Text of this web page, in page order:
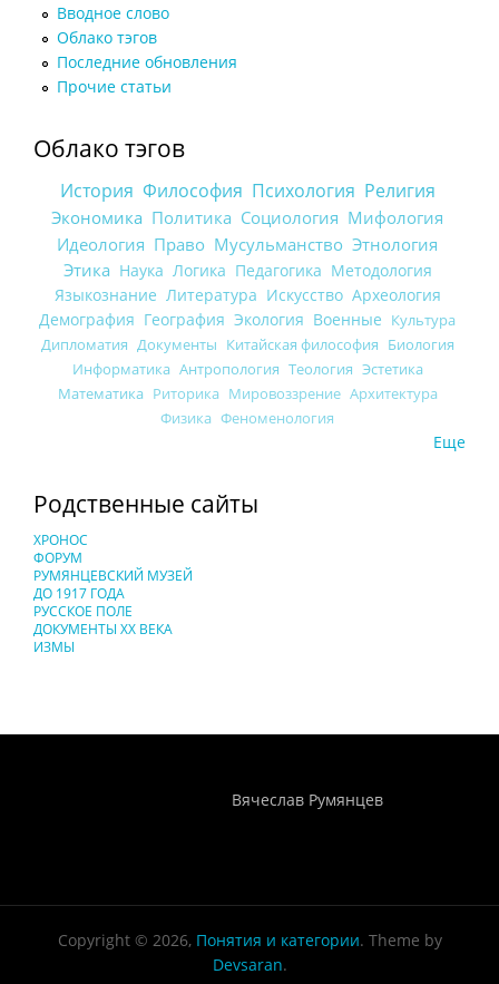
Вводное слово
Облако тэгов
Последние обновления
Прочие статьи
Облако тэгов
История Философия Психология Религия
Экономика Политика Социология Мифология
Идеология Право Мусульманство Этнология
Этика Наука Логика Педагогика Методология
Языкознание Литература Искусство Археология
Демография География Экология Военные Культура
Дипломатия Документы Китайская философия Биология
Информатика Антропология Теология Эстетика
Математика Риторика Мировоззрение Архитектура
Физика Феноменология
Еще
Родственные сайты
ХРОНОС
ФОРУМ
РУМЯНЦЕВСКИЙ МУЗЕЙ
ДО 1917 ГОДА
РУССКОЕ ПОЛЕ
ДОКУМЕНТЫ XX ВЕКА
ИЗМЫ
Вячеслав Румянцев
Copyright © 2026, Понятия и категории. Theme by
Devsaran.